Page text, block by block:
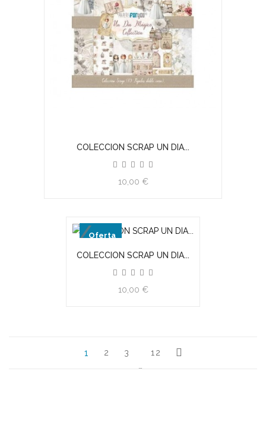
COLECCION SCRAP UN DIA...
10,00 €
Oferta
COLECCION SCRAP UN DIA...
10,00 €
1 2
3
12